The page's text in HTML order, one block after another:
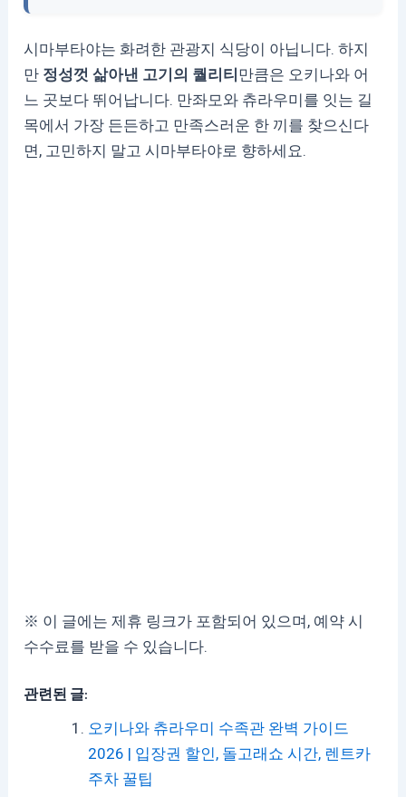
시마부타야는 화려한 관광지 식당이 아닙니다. 하지
만 정성껏 삶아낸 고기의 퀄리티 만큼은 오키나와 어
느 곳보다 뛰어납니다. 만좌모와 츄라우미를 잇는 길
목에서 가장 든든하고 만족스러운 한 끼를 찾으신다
면, 고민하지 말고 시마부타야로 향하세요.
※ 이 글에는 제휴 링크가 포함되어 있으며, 예약 시
수수료를 받을 수 있습니다.
관련된 글:
오키나와 츄라우미 수족관 완벽 가이드
2026 | 입장권 할인, 돌고래쇼 시간, 렌트카
주차 꿀팁